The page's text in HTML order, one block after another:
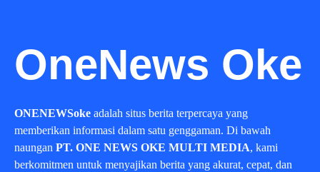
OneNews Oke
ONENEWSoke adalah situs berita terpercaya yang
memberikan informasi dalam satu genggaman. Di bawah
naungan PT. ONE NEWS OKE MULTI MEDIA, kami
berkomitmen untuk menyajikan berita yang akurat, cepat, dan